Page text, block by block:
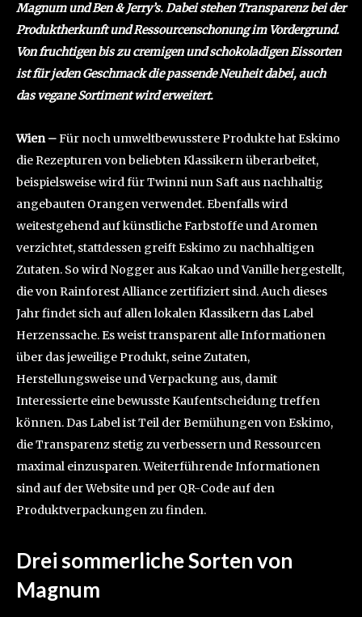
Magnum und Ben & Jerry’s. Dabei stehen Transparenz bei der
Produktherkunft und Ressourcenschonung im Vordergrund.
Von fruchtigen bis zu cremigen und schokoladigen Eissorten
ist für jeden Geschmack die passende Neuheit dabei, auch
das vegane Sortiment wird erweitert.
Wien –Für noch umweltbewusstere Produkte hat Eskimo
die Rezepturen von beliebten Klassikern überarbeitet,
beispielsweise wird für Twinni nun Saft aus nachhaltig
angebauten Orangen verwendet. Ebenfalls wird
weitestgehend auf künstliche Farbstoffe und Aromen
verzichtet, stattdessen greift Eskimo zu nachhaltigen
Zutaten. So wird Nogger aus Kakao und Vanille hergestellt,
die von Rainforest Alliance zertifiziert sind. Auch dieses
Jahr findet sich auf allen lokalen Klassikern das Label
Herzenssache. Es weist transparent alle Informationen
über das jeweilige Produkt, seine Zutaten,
Herstellungsweise und Verpackung aus, damit
Interessierte eine bewusste Kaufentscheidung treffen
können. Das Label ist Teil der Bemühungen von Eskimo,
die Transparenz stetig zu verbessern und Ressourcen
maximal einzusparen. Weiterführende Informationen
sind auf der Website und per QR-Code auf den
Produktverpackungen zu finden.
Drei sommerliche Sorten von
Magnum